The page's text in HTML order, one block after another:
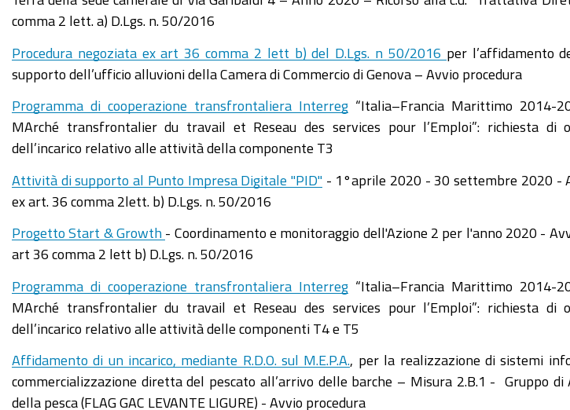
comma 2 lett. a) D.Lgs. n. 50/2016
Procedura negoziata ex art 36 comma 2 lett b) del D.Lgs. n 50/2016 per l’affidamento
supporto dell’ufficio alluvioni della Camera di Commercio di Genova – Avvio procedura
Programma di cooperazione transfrontaliera Interreg“Italia–Francia Marittimo 2014-
MArché transfrontalier du travail et Reseau des services pour l’Emploi”: richiesta di
dell’incarico relativo alle attività della componente T3
Attività di supporto al Punto Impresa Digitale "PID"- 1°aprile 2020 - 30 settembre 2020 -
ex art. 36 comma 2lett. b) D.Lgs. n. 50/2016
Progetto Start & Growth - Coordinamento e monitoraggio dell'Azione 2 per l'anno 2020 -
art 36 comma 2 lett b) D.Lgs. n. 50/2016
Programma di cooperazione transfrontaliera Interreg“Italia–Francia Marittimo 2014-
MArché transfrontalier du travail et Reseau des services pour l’Emploi”: richiesta di
dell’incarico relativo alle attività delle componenti T4 e T5
Affidamento di un incarico, mediante R.D.O. sul M.E.P.A.
, per la realizzazione di sistemi
commercializzazione diretta del pescato all’arrivo delle barche – Misura 2.B.1 - Gruppo di
della pesca (FLAG GAC LEVANTE LIGURE) - Avvio procedura